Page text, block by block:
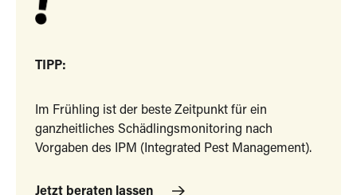
TIPP:
Im Frühling ist der beste Zeitpunkt für ein
ganzheitliches Schädlingsmonitoring nach
Vorgaben des IPM (Integrated Pest Management).
Jetzt beraten lassen